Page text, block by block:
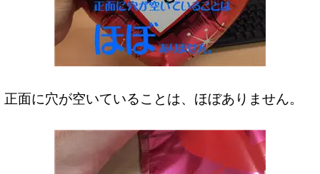
正面に穴が空いていることは、ほぼありません。